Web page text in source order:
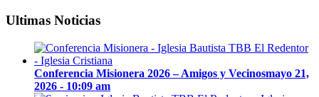
Ultimas Noticias
Conferencia Misionera 2026 – Amigos y Vecinosmayo 21,
2026 - 10:09 am